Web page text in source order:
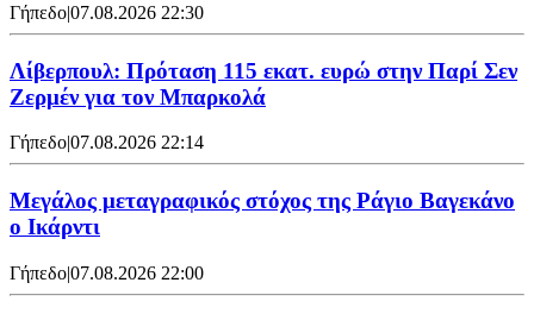
Γήπεδο|07.08.2026 22:30
Λίβερπουλ: Πρόταση 115 εκατ. ευρώ στην Παρί Σεν
Ζερμέν για τον Μπαρκολά
Γήπεδο|07.08.2026 22:14
Μεγάλος μεταγραφικός στόχος της Ράγιο Βαγεκάνο
ο Ικάρντι
Γήπεδο|07.08.2026 22:00